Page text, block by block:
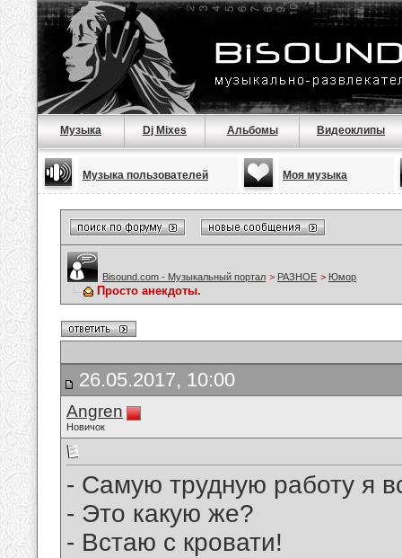
Музыка Dj Mixes Альбомы Видеоклипы
Музыка пользователей Моя музыка
Bisound.com - Музыкальный портал > РАЗНОЕ > Юмор
Просто анекдоты.
26.05.2017, 10:00
Angren
Новичок
- Самую трудную работу я
- Это какую же?
- Встаю с кровати!